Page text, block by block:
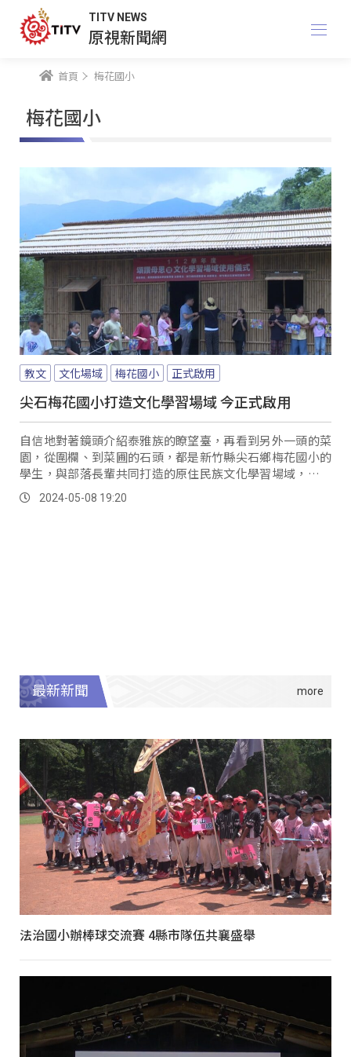
TITV NEWS
原視新聞網
首頁 梅花國小
梅花國小
教文 文化場域 梅花國小 正式啟用
尖石梅花國小打造文化學習場域 今正式啟用
自信地對著鏡頭介紹泰雅族的瞭望臺，再看到另外一頭的菜
園，從圍欄、到菜圃的石頭，都是新竹縣尖石鄉梅花國小的
學生，與部落長輩共同打造的原住民族文化學習場域，終於
在8日這天舉行啟用儀式。
2024-05-08 19:20
最新新聞
法治國小辦棒球交流賽 4縣市隊伍共襄盛舉